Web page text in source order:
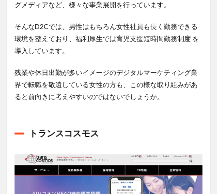
グメディアなど、様々な事業展開を行っています。
そんなD2Cでは、男性はもちろん女性社員も長く勤務できる
環境を整えており、福利厚生では育児支援短時間勤務制度 を
導入しています。
残業や休日出勤が多いイメージのデジタルマーケティング業
界で転職を敬遠している女性の方も、この様な取り組みがあ
ると前向きに考えやすいのではないでしょうか。
トランスコスモス